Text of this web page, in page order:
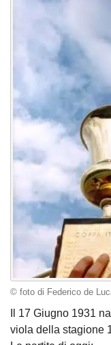
© foto di Federico de
Il 17 Giugno 1931
viola della stagione